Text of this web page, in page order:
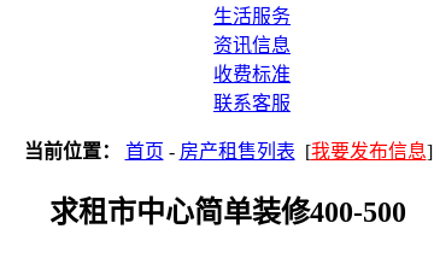
生活服务
资讯信息
收费标准
联系客服
当前位置： 首页 - 房产租售列表 [我要发布信息]
求租市中心简单装修400-500